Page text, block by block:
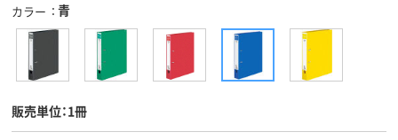
カラー 青
販売単位：1冊